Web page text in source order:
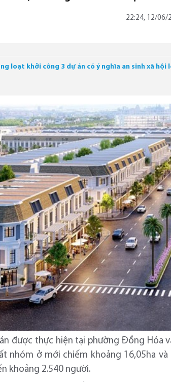
22:24, 12/06/
loạt khởi công 3 dự án có ý nghĩa an sinh xã hội
được thực hiện tại phường Đồng Hóa
nhóm ở mới chiếm khoảng 16,05ha
khoảng 2.540 người.